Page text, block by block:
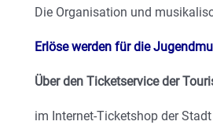
Die Organisation und
Erlöse werden für die
Über den Ticketservice der
im Internet-Ticketshop der